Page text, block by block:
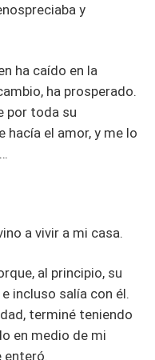
y
ha caído en la
ha prosperado.
por toda su
hacía el amor, y me lo
a vivir a mi casa.
al principio, su
incluso salía con él.
terminé teniendo
en medio de mi
enteró.